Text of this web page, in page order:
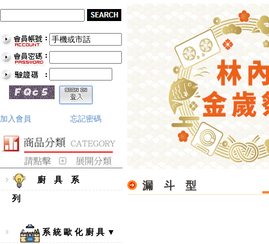
加入會員 忘記密碼
廚 具 系
列
系 統 歐 化 廚 具 ▼
漏 斗 型